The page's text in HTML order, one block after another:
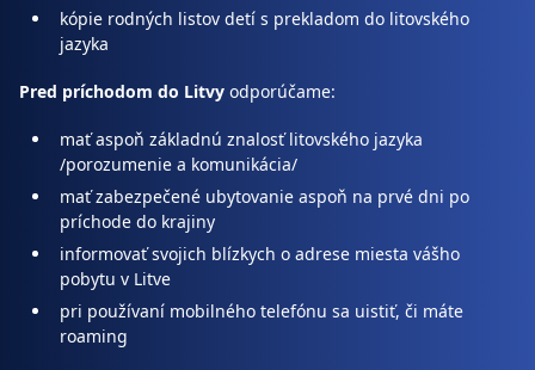
kópie rodných listov detí s prekladom do litovského
jazyka
Pred príchodom do Litvy odporúčame:
mať aspoň základnú znalosť litovského jazyka
/porozumenie a komunikácia/
mať zabezpečené ubytovanie aspoň na prvé dni po
príchode do krajiny
informovať svojich blízkych o adrese miesta vášho
pobytu v Litve
pri používaní mobilného telefónu sa uistiť, či máte
roaming